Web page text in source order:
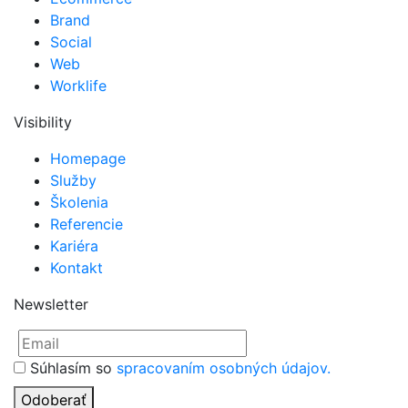
Brand
Social
Web
Worklife
Visibility
Homepage
Služby
Školenia
Referencie
Kariéra
Kontakt
Newsletter
Súhlasím so spracovaním osobných údajov.
Odoberať